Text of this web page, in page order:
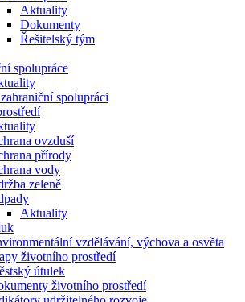
Aktuality
Dokumenty
Řešitelský tým
spolupráce
spolupráci
ovzduší
přírody
vody
zeleně
Aktuality
vzdělávání, výchova a osvěta
životního prostředí
útulek
životního prostředí